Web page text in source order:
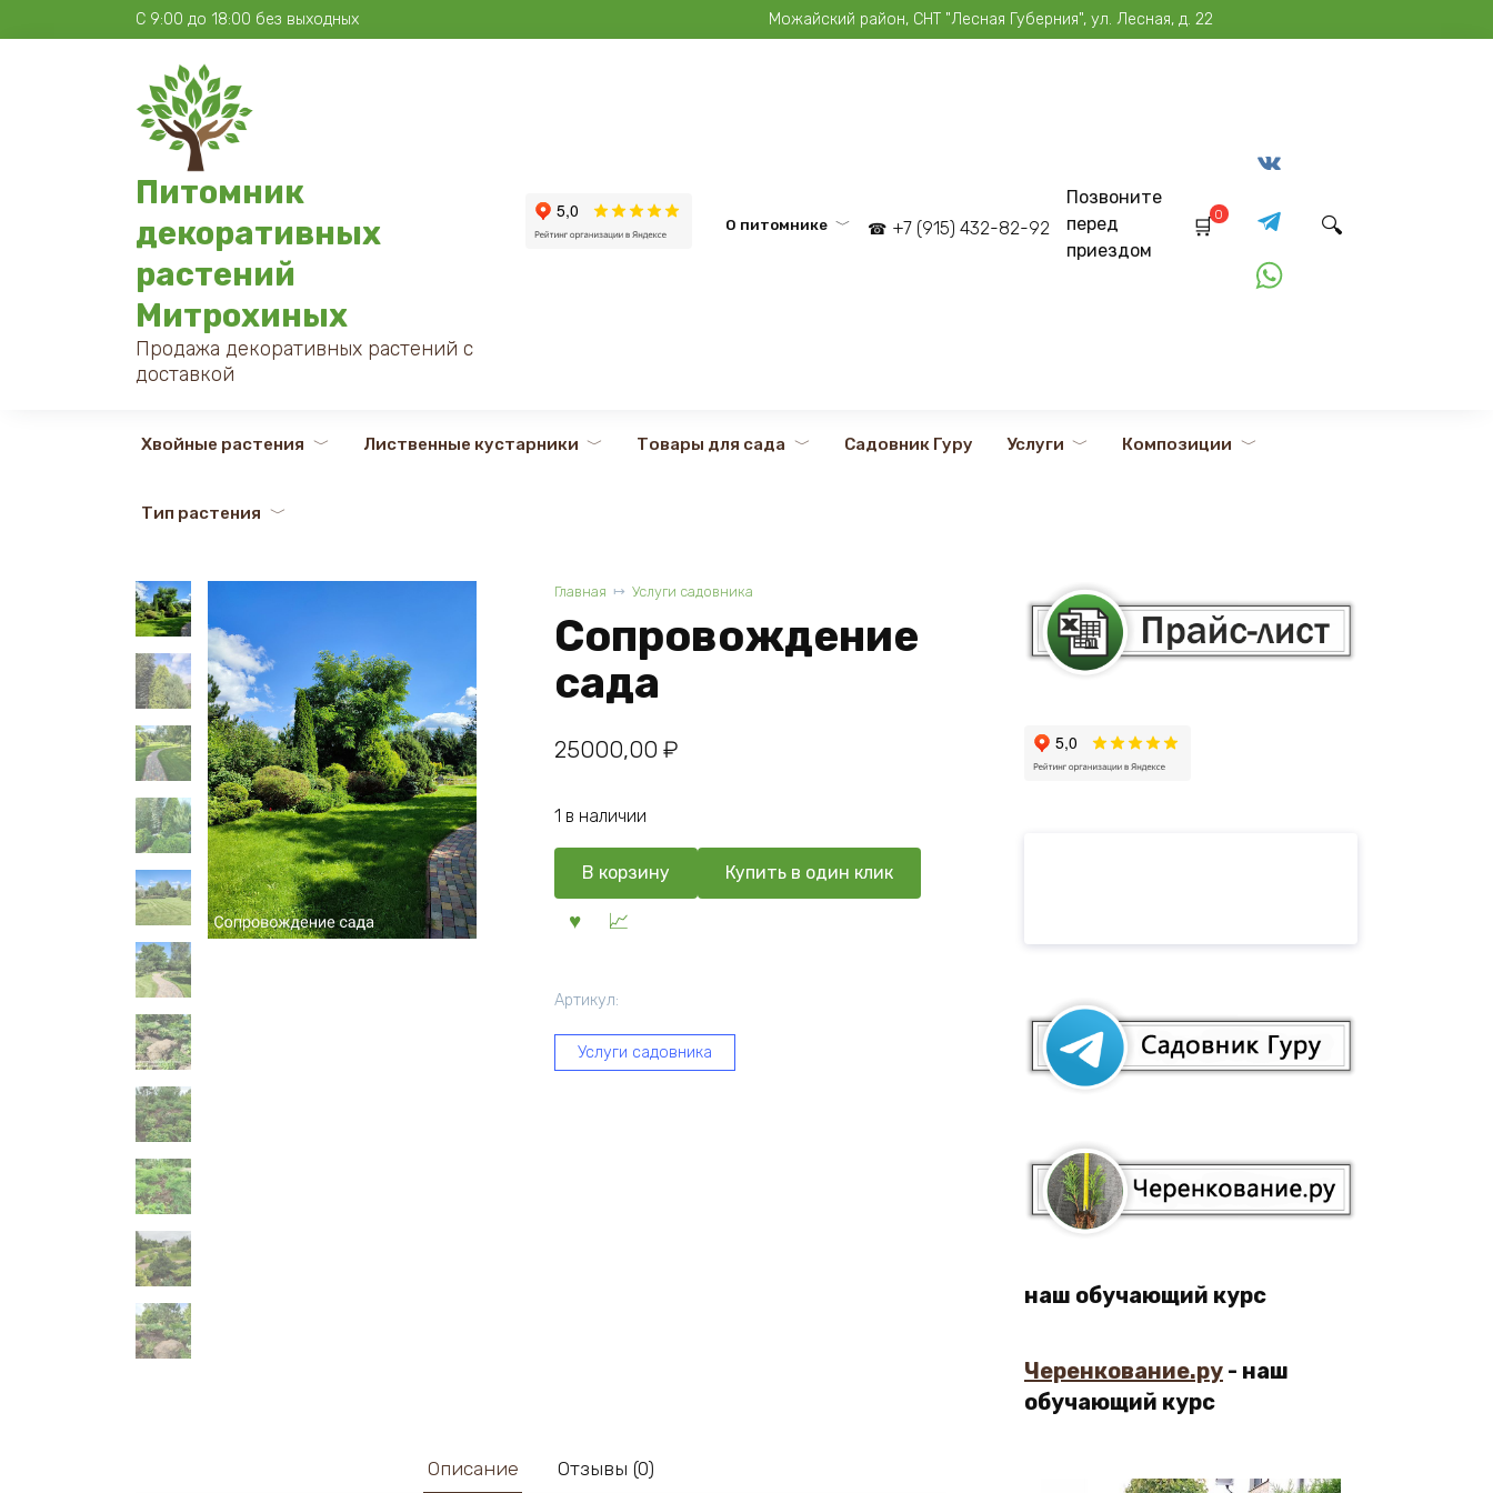
к
С 9:00 до 18:00 без выходных Можайский район, СНТ "Лесная Губерния", ул. Лесная, д. 22
Питомник
декоративных
растений
Митрохиных
Продажа декоративных растений с
доставкой
О питомнике +7 (915) 432-82-92
Позвоните
перед
приездом
0
Хвойные растения Лиственные кустарники Товары для сада Садовник Гуру Услуги Композиции
Тип растения
Главная Услуги садовника
Сопровождение
сада
25000,00 ₽
1 в наличии
В корзину Купить в один клик
Артикул:
Услуги садовника
Описание Отзывы (0)
наш обучающий курс
Черенкование.ру - наш
обучающий курс